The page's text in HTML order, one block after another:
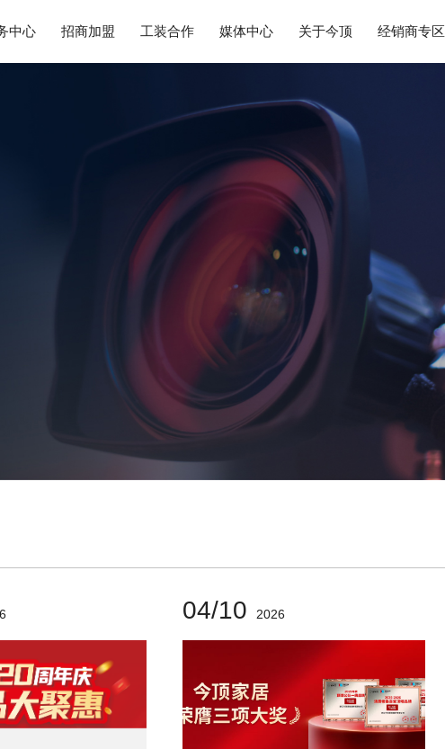
智能电器
中心
服务投诉
招商加盟 工装合作
名校名企合作
媒体中心
视频专区
关于今顶 经销商专区
04/10 2026